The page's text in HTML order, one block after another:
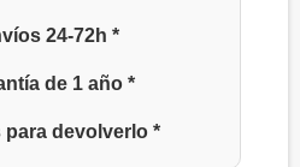
24-72h *
de 1 año *
para devolverlo *